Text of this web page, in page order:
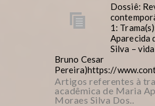
Dossiê:
1:
Aparecida
Silva –
Bruno Cesar
Pereira)https://
Artigos referentes à
acadêmica de Maria
Moraes Silva Dos..